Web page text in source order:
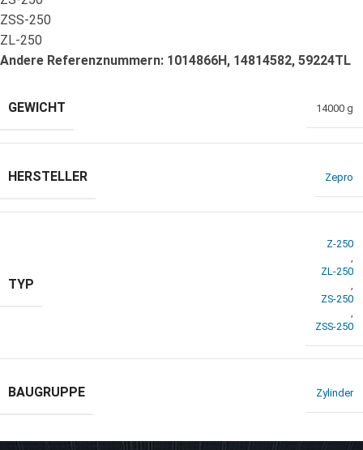
ZSS-250
ZL-250
Andere Referenznummern: 1014866H, 14814582, 59224TL
GEWICHT 14000 g
HERSTELLER Zepro
TYP
Z-250
ZL-250
ZS-250
ZSS-250
BAUGRUPPE Zylinder